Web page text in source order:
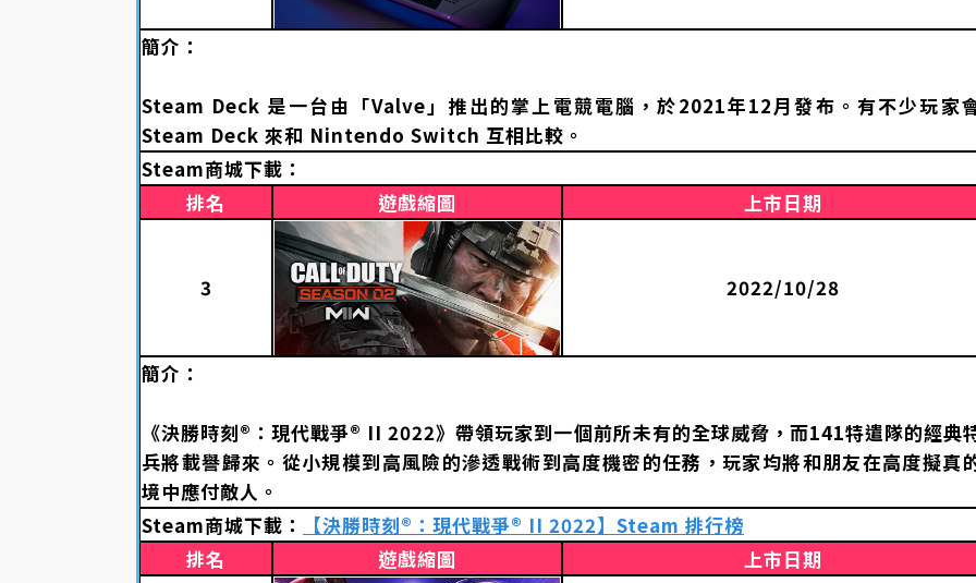
簡介：
Steam Deck 是一台由「Valve」推出的掌上電競電腦，於2021年12月發布。有不少玩家
Steam Deck 來和 Nintendo Switch 互相比較。
Steam商城下載：
排名
遊戲縮圖 上市日期
3 2022/10/28
簡介：
《決勝時刻®：現代戰爭® II 2022》帶領玩家到一個前所未有的全球威脅，而141特遣隊的經典
兵將載譽歸來。從小規模到高風險的滲透戰術到高度機密的任務，玩家均將和朋友在高度擬真
境中應付敵人。
Steam商城下載：
【決勝時刻®：現代戰爭® II 2022】Steam 排行榜
排名
遊戲縮圖 上市日期